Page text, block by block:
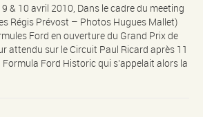
& 10 avril 2010, Dans le cadre du meeting
Régis Prévost – Photos Hugues Mallet)
Ford en ouverture du Grand Prix de
attendu sur le Circuit Paul Ricard après 11
Formula Ford Historic qui s’appelait alors la